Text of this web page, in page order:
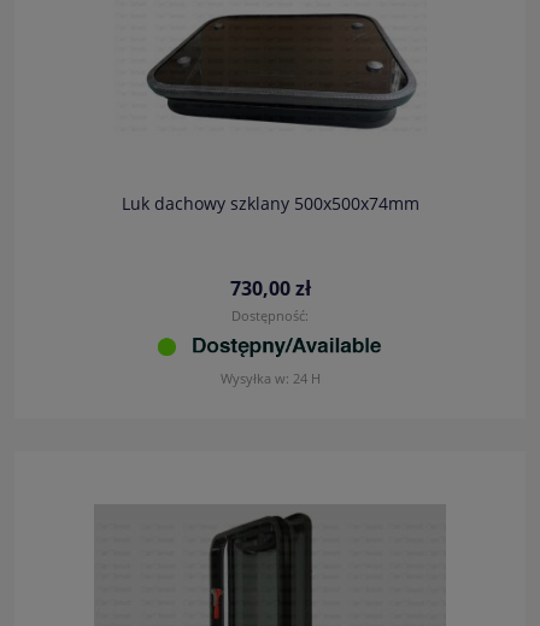
Luk dachowy szklany 500x500x74mm
730,00 zł
Dostępność:
Wysyłka w: 24 H